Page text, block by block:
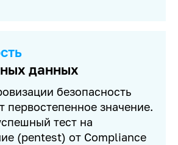
данных
безопасность
первостепенное значение.
тест на
(pentest) от Compliance